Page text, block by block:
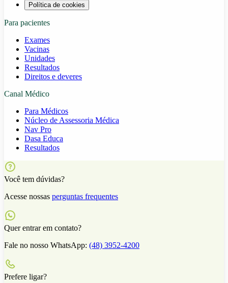
Política de cookies
Para pacientes
Exames
Vacinas
Unidades
Resultados
Direitos e deveres
Canal Médico
Para Médicos
Núcleo de Assessoria Médica
Nav Pro
Dasa Educa
Resultados
Você tem dúvidas?
Acesse nossas perguntas frequentes
Quer entrar em contato?
Fale no nosso WhatsApp: (48) 3952-4200
Prefere ligar?